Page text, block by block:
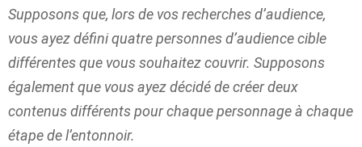
Supposons que, lors de vos recherches d’audience,
vous ayez défini quatre personnes d’audience cible
différentes que vous souhaitez couvrir. Supposons
également que vous ayez décidé de créer deux
contenus différents pour chaque personnage à chaque
étape de l’entonnoir.